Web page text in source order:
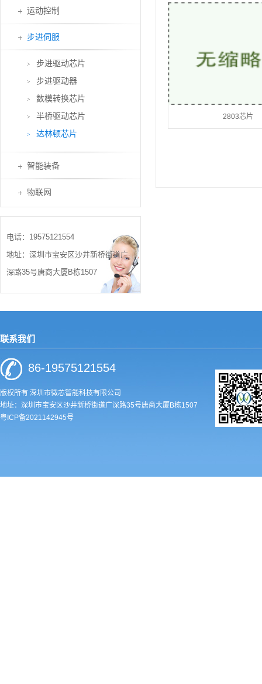
运动控制
步进伺服
> 步进驱动芯片
> 步进驱动器
> 数模转换芯片
> 半桥驱动芯片
> 达林顿芯片
智能装备
物联网
电话：19575121554
地址：深圳市宝安区沙井新桥街道广
深路35号唐商大厦B栋1507
2803芯片
联系我们
86-19575121554
版权所有 深圳市微芯智能科技有限公司
地址：深圳市宝安区沙井新桥街道广深路35号唐商大厦B栋1507
粤ICP备2021142945号